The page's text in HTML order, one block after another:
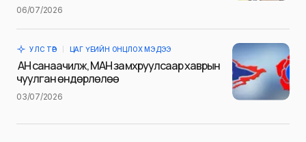
time I comment.
Илгээх
06/07/2026
УЛС ТӨР ЦАГ ҮЕИЙН ОНЦЛОХ МЭДЭЭ
АН санаачилж, МАН замхруулсаар хаврын
чуулган өндөрлөлөө
03/07/2026